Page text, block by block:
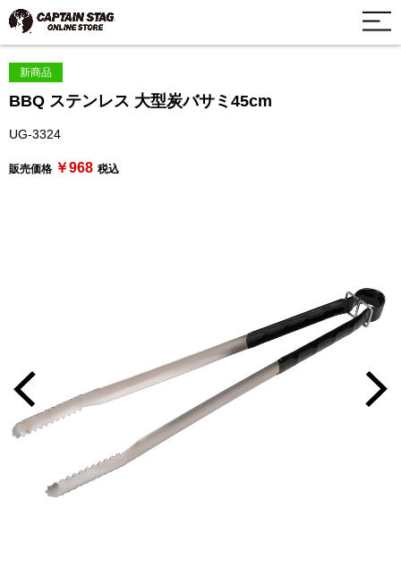
新商品
BBQ ステンレス 大型炭バサミ45cm
UG-3324
販売価格 ￥968 税込